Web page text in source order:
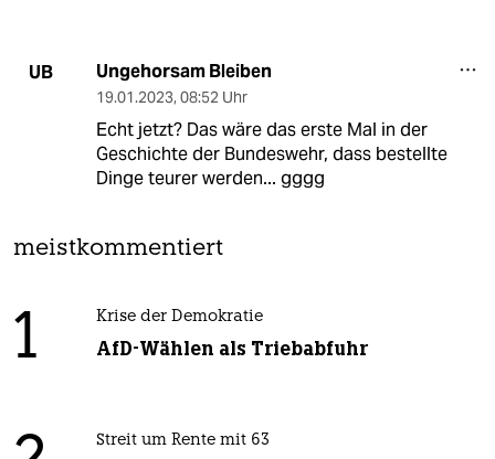
UB Ungehorsam Bleiben
19.01.2023, 08:52 Uhr
Echt jetzt? Das wäre das erste Mal in der
Geschichte der Bundeswehr, dass bestellte
Dinge teurer werden... gggg
meistkommentiert
1 Krise der Demokratie
AfD-Wählen als Triebabfuhr
Streit um Rente mit 63